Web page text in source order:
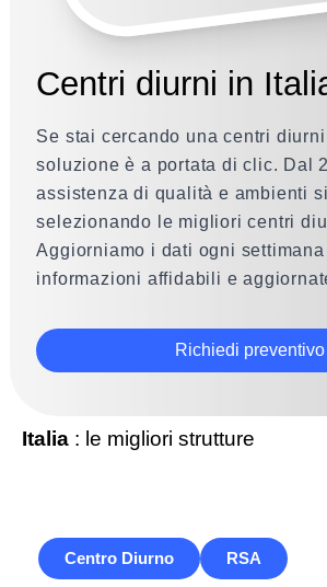
Centri diurni in
Se stai cercando una centri
soluzione è a portata di clic. Dal
assistenza di qualità e ambienti
selezionando le migliori centri
Aggiorniamo i dati ogni
informazioni affidabili e
Richiedi preventivo
Italia : le migliori strutture
Centro Diurno RSA